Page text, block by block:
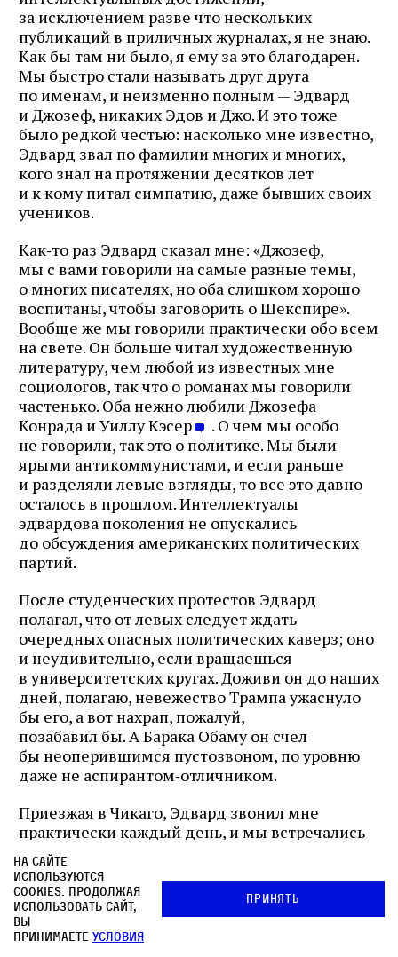
за исключением разве что нескольких
публикаций в приличных журналах, я не знаю.
Как бы там ни было, я ему за это благодарен.
Мы быстро стали называть друг друга
по именам, и неизменно полным — Эдвард
и Джозеф, никаких Эдов и Джо. И это тоже
было редкой честью: насколько мне известно,
Эдвард звал по фамилии многих и многих,
кого знал на протяжении десятков лет
и к кому питал симпатию, даже бывших своих
учеников.
Как‑то раз Эдвард сказал мне: «Джозеф,
мы с вами говорили на самые разные темы,
о многих писателях, но оба слишком хорошо
воспитаны, чтобы заговорить о Шекспире».
Вообще же мы говорили практически обо всем
на свете. Он больше читал художественную
литературу, чем любой из известных мне
социологов, так что о романах мы говорили
частенько. Оба нежно любили Джозефа
Конрада и Уиллу Кэсер
. О чем мы особо
не говорили, так это о политике. Мы были
ярыми антикоммунистами, и если раньше
и разделяли левые взгляды, то все это давно
осталось в прошлом. Интеллектуалы
эдвардова поколения не опускались
до обсуждения американских политических
партий.
После студенческих протестов Эдвард
полагал, что от левых следует ждать
очередных опасных политических каверз; оно
и неудивительно, если вращаешься
в университетских кругах. Доживи он до наших
дней, полагаю, невежество Трампа ужаснуло
бы его, а вот нахрап, пожалуй,
позабавил бы. А Барака Обаму он счел
бы неоперившимся пустозвоном, по уровню
даже не аспирантом‑отличником.
Приезжая в Чикаго, Эдвард звонил мне
практически каждый день, и мы встречались
с ним минимум раз в неделю, обычно
выбирались куда‑нибудь поужинать, иногда
я возил его (он не умел водить машину)
по различным районам — за литовским
хлебом, венгерской колбасой,
морепродуктами и прочей снедью, которая
На сайте
используются
cookies. Продолжая
использовать сайт,
вы
принимаете условия
Принять